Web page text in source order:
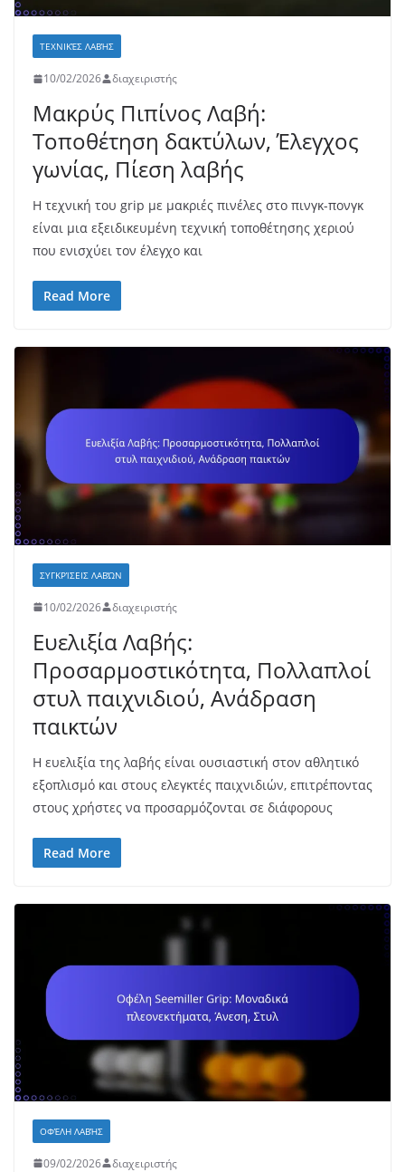
ΤΕΧΝΙΚΈΣ ΛΑΒΉΣ
10/02/2026 διαχειριστής
Μακρύς Πιπίνος Λαβή:
Τοποθέτηση δακτύλων, Έλεγχος
γωνίας, Πίεση λαβής
Η τεχνική του grip με μακριές πινέλες στο πινγκ-πονγκ
είναι μια εξειδικευμένη τεχνική τοποθέτησης χεριού
που ενισχύει τον έλεγχο και
Read More
ΣΥΓΚΡΊΣΕΙΣ ΛΑΒΏΝ
10/02/2026 διαχειριστής
Ευελιξία Λαβής:
Προσαρμοστικότητα, Πολλαπλοί
στυλ παιχνιδιού, Ανάδραση
παικτών
Η ευελιξία της λαβής είναι ουσιαστική στον αθλητικό
εξοπλισμό και στους ελεγκτές παιχνιδιών, επιτρέποντας
στους χρήστες να προσαρμόζονται σε διάφορους
Read More
ΟΦΈΛΗ ΛΑΒΉΣ
09/02/2026 διαχειριστής